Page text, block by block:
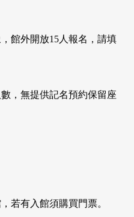
館外開放15人報名，請填
，無提供記名預約保留座
若有入館須購買門票。